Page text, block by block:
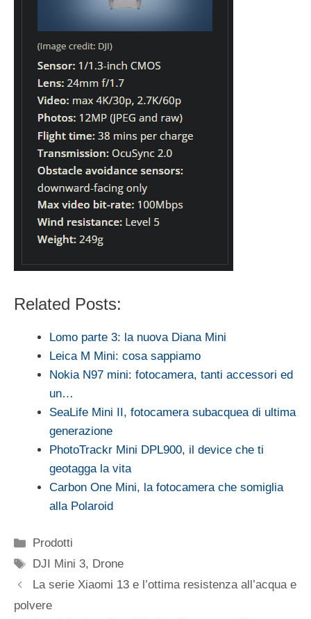
Related Posts:
Lomo parte 3: la nuova Diana Mini
Leica M Mini: cosa sappiamo
Nokia N97 mini: fotocamera, tanti accessori ed
un…
SeaLife Mini II, fotocamera subacquea di ultima
generazione
PhotoTrackr Mini DPL900, il device che ti
geotagga la vita
Carbon One Mini, la fotocamera che somiglia
alla Polaroid
Categorie
Prodotti
Tag
DJI Mini 3, Drone
La serie Xiaomi 13 e l’ottima resistenza all’acqua e
polvere